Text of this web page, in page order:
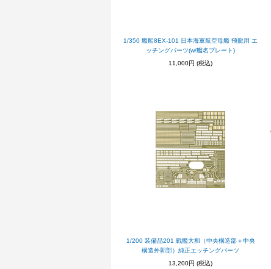
1/350 艦船8EX-101 日本海軍航空母艦 飛龍用 エ
ッチングパーツ(w/艦名プレート)
11,000円 (税込)
1/200 装備品201 戦艦大和（中央構造部＋中央
構造外郭部）純正エッチングパーツ
13,200円 (税込)